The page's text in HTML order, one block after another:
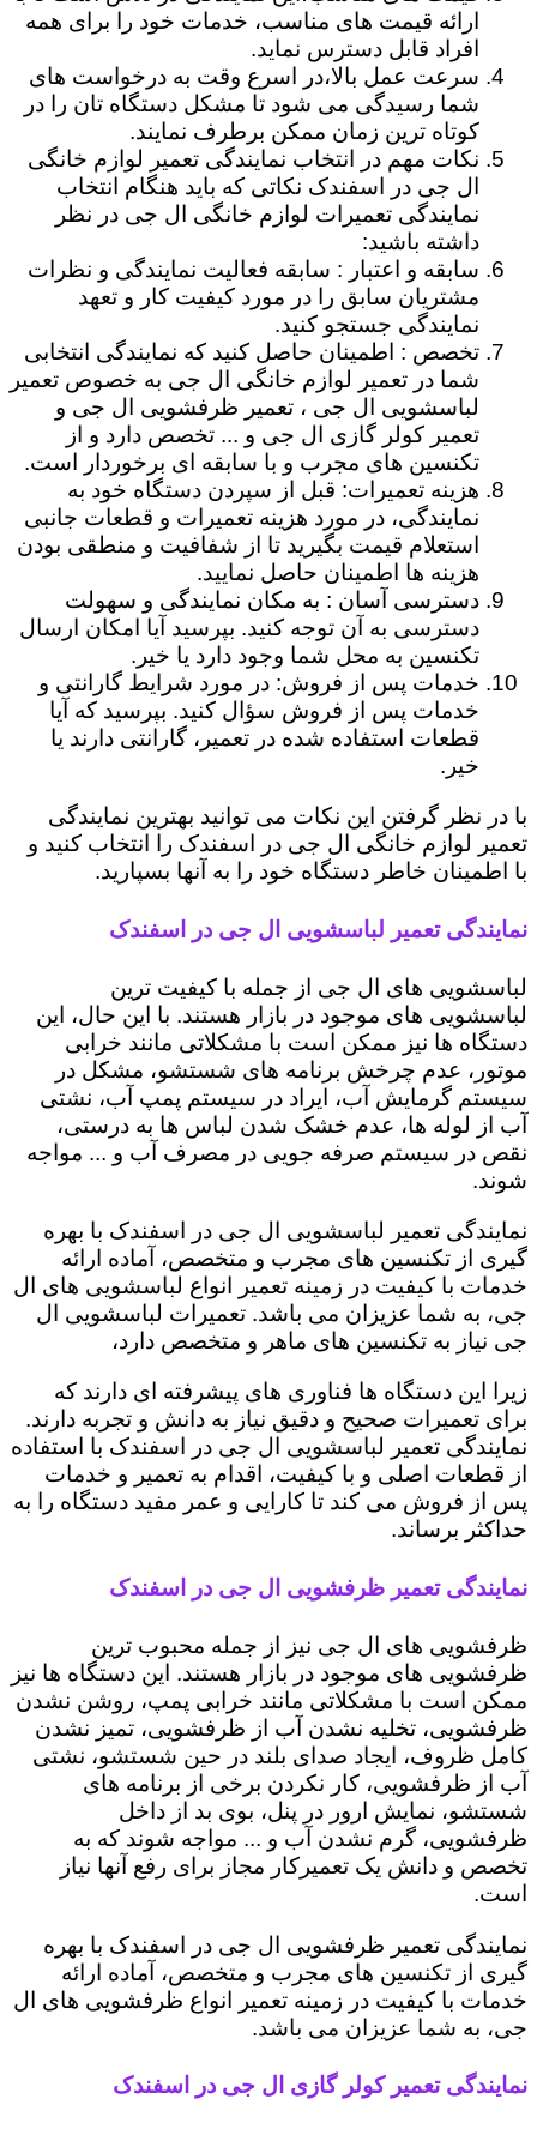
ارائه قیمت های مناسب، خدمات خود را برای همه
افراد قابل دسترس نماید.
سرعت عمل بالا،در اسرع وقت به درخواست های
شما رسیدگی می شود تا مشکل دستگاه تان را در
کوتاه ترین زمان ممکن برطرف نمایند.
نکات مهم در انتخاب نمایندگی تعمیر لوازم خانگی
ال جی در اسفندک نکاتی که باید هنگام انتخاب
نمایندگی تعمیرات لوازم خانگی ال جی در نظر
داشته باشید:
سابقه و اعتبار : سابقه فعالیت نمایندگی و نظرات
مشتریان سابق را در مورد کیفیت کار و تعهد
نمایندگی جستجو کنید.
تخصص : اطمینان حاصل کنید که نمایندگی انتخابی
شما در تعمیر لوازم خانگی ال جی به خصوص تعمیر
لباسشویی ال جی ، تعمیر ظرفشویی ال جی و
تعمیر کولر گازی ال جی و ... تخصص دارد و از
تکنسین های مجرب و با سابقه ای برخوردار است.
هزینه تعمیرات: قبل از سپردن دستگاه خود به
نمایندگی، در مورد هزینه تعمیرات و قطعات جانبی
استعلام قیمت بگیرید تا از شفافیت و منطقی بودن
هزینه ها اطمینان حاصل نمایید.
دسترسی آسان : به مکان نمایندگی و سهولت
دسترسی به آن توجه کنید. بپرسید آیا امکان ارسال
تکنسین به محل شما وجود دارد یا خیر.
خدمات پس از فروش: در مورد شرایط گارانتی و
خدمات پس از فروش سؤال کنید. بپرسید که آیا
قطعات استفاده شده در تعمیر، گارانتی دارند یا
خیر.
با در نظر گرفتن این نکات می توانید بهترین نمایندگی
تعمیر لوازم خانگی ال جی در اسفندک را انتخاب کنید و
با اطمینان خاطر دستگاه خود را به آنها بسپارید.
نمایندگی تعمیر لباسشویی ال جی در اسفندک
لباسشویی های ال جی از جمله با کیفیت ترین
لباسشویی های موجود در بازار هستند. با این حال، این
دستگاه ها نیز ممکن است با مشکلاتی مانند خرابی
موتور، عدم چرخش برنامه های شستشو، مشکل در
سیستم گرمایش آب، ایراد در سیستم پمپ آب، نشتی
آب از لوله ها، عدم خشک شدن لباس ها به درستی،
نقص در سیستم صرفه جویی در مصرف آب و ... مواجه
شوند.
نمایندگی تعمیر لباسشویی ال جی در اسفندک با بهره
گیری از تکنسین های مجرب و متخصص، آماده ارائه
خدمات با کیفیت در زمینه تعمیر انواع لباسشویی های ال
جی، به شما عزیزان می باشد. تعمیرات لباسشویی ال
جی نیاز به تکنسین های ماهر و متخصص دارد،
زیرا این دستگاه ها فناوری های پیشرفته ای دارند که
برای تعمیرات صحیح و دقیق نیاز به دانش و تجربه دارند.
نمایندگی تعمیر لباسشویی ال جی در اسفندک با استفاده
از قطعات اصلی و با کیفیت، اقدام به تعمیر و خدمات
پس از فروش می کند تا کارایی و عمر مفید دستگاه را به
حداکثر برساند.
نمایندگی تعمیر ظرفشویی ال جی در اسفندک
ظرفشویی های ال جی نیز از جمله محبوب ترین
ظرفشویی های موجود در بازار هستند. این دستگاه ها نیز
ممکن است با مشکلاتی مانند خرابی پمپ، روشن نشدن
ظرفشویی، تخلیه نشدن آب از ظرفشویی، تمیز نشدن
کامل ظروف، ایجاد صدای بلند در حین شستشو، نشتی
آب از ظرفشویی، کار نکردن برخی از برنامه های
شستشو، نمایش ارور در پنل، بوی بد از داخل
ظرفشویی، گرم نشدن آب و ... مواجه شوند که به
تخصص و دانش یک تعمیرکار مجاز برای رفع آنها نیاز
است.
نمایندگی تعمیر ظرفشویی ال جی در اسفندک با بهره
گیری از تکنسین های مجرب و متخصص، آماده ارائه
خدمات با کیفیت در زمینه تعمیر انواع ظرفشویی های ال
جی، به شما عزیزان می باشد.
نمایندگی تعمیر کولر گازی ال جی در اسفندک